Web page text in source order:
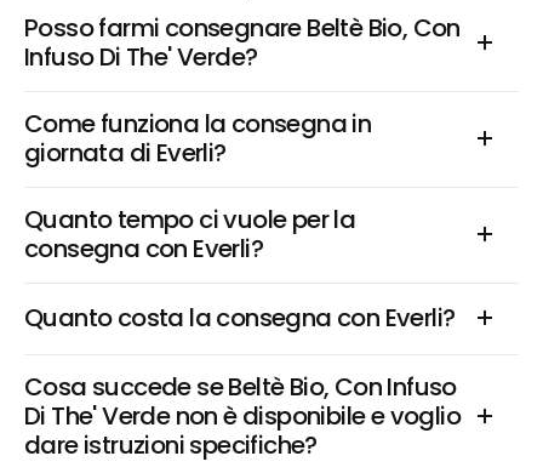
Posso farmi consegnare Beltè Bio, Con
Infuso Di The' Verde?
Come funziona la consegna in
giornata di Everli?
Quanto tempo ci vuole per la
consegna con Everli?
Quanto costa la consegna con Everli?
Cosa succede se Beltè Bio, Con Infuso
Di The' Verde non è disponibile e voglio
dare istruzioni specifiche?